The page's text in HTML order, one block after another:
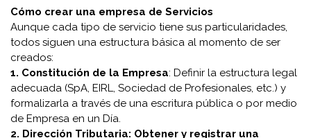
Cómo crear una empresa de Servicios
Aunque cada tipo de servicio tiene sus particularidades,
todos siguen una estructura básica al momento de ser
creados:
1. Constitución de la Empresa: Definir la estructura legal
adecuada (SpA, EIRL, Sociedad de Profesionales, etc.) y
formalizarla a través de una escritura pública o por medio
de Empresa en un Día.
2. Dirección Tributaria: Obtener y registrar una